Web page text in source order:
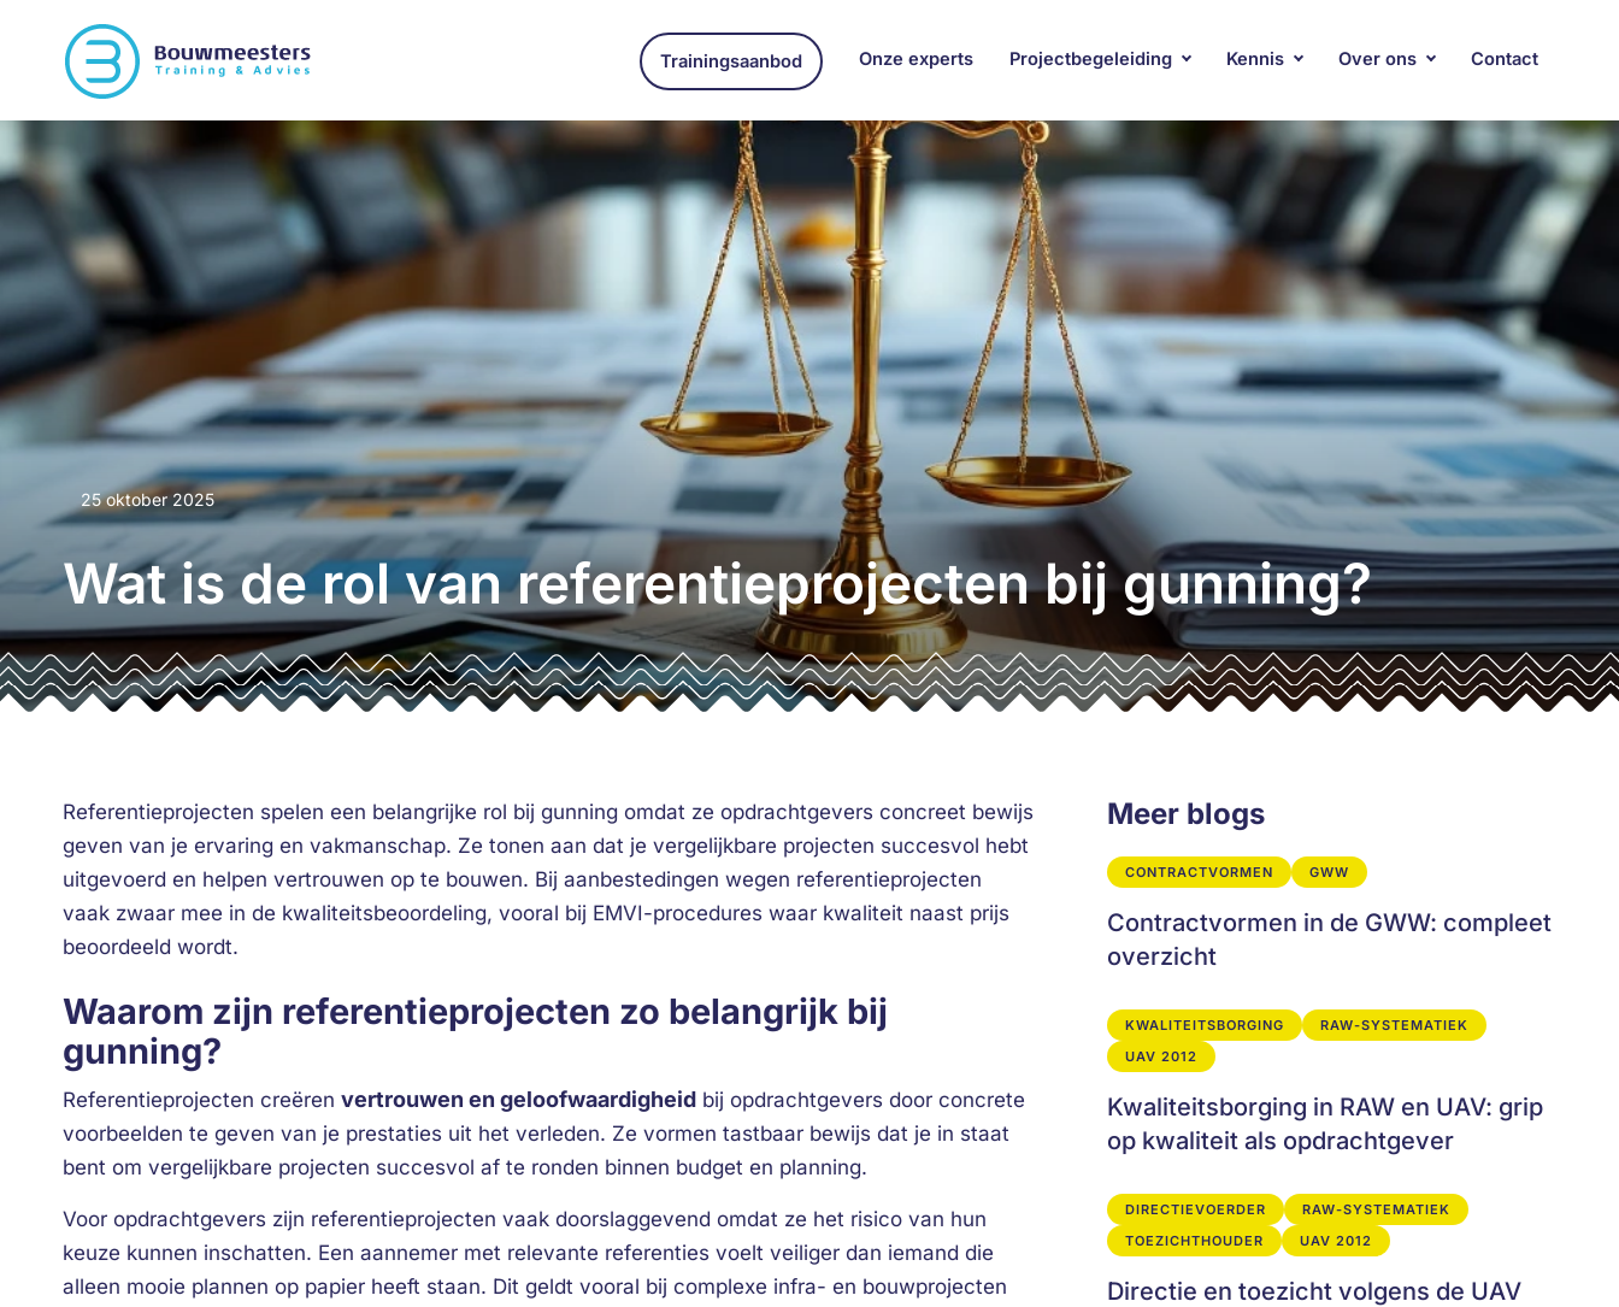
Trainingsaanbod Onze experts Projectbegeleiding Kennis Over ons Contact
25 oktober 2025
Wat is de rol van referentieprojecten bij gunning?
Referentieprojecten spelen een belangrijke rol bij gunning omdat ze opdrachtgevers concreet bewijs
geven van je ervaring en vakmanschap. Ze tonen aan dat je vergelijkbare projecten succesvol hebt
uitgevoerd en helpen vertrouwen op te bouwen. Bij aanbestedingen wegen referentieprojecten
vaak zwaar mee in de kwaliteitsbeoordeling, vooral bij EMVI-procedures waar kwaliteit naast prijs
beoordeeld wordt.
Waarom zijn referentieprojecten zo belangrijk bij
gunning?
Referentieprojecten creëren vertrouwen en geloofwaardigheid bij opdrachtgevers door concrete
voorbeelden te geven van je prestaties uit het verleden. Ze vormen tastbaar bewijs dat je in staat
bent om vergelijkbare projecten succesvol af te ronden binnen budget en planning.
Voor opdrachtgevers zijn referentieprojecten vaak doorslaggevend omdat ze het risico van hun
keuze kunnen inschatten. Een aannemer met relevante referenties voelt veiliger dan iemand die
alleen mooie plannen op papier heeft staan. Dit geldt vooral bij complexe infra- en bouwprojecten
Meer blogs
CONTRACTVORMEN GWW
Contractvormen in de GWW: compleet
overzicht
KWALITEITSBORGING
RAW-SYSTEMATIEK
UAV 2012
Kwaliteitsborging in RAW en UAV: grip
op kwaliteit als opdrachtgever
DIRECTIEVOERDER
RAW-SYSTEMATIEK
TOEZICHTHOUDER
UAV 2012
Directie en toezicht volgens de UAV